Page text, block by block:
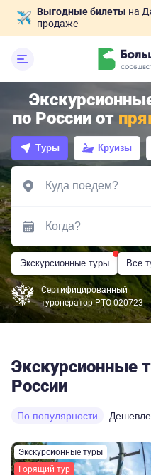
Выгодные билеты на
продаже
по России от
Туры Круизы
Экскурсионные туры Все
Сертифицированный
туроператор РТО 020723
Экскурсионные
России
По популярности Дешевле
Экскурсионные туры
Горящий тур